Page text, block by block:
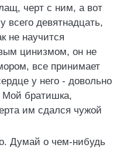
черт с ним, а вот
всего девятнадцать,
не научится
цинизмом, он не
все принимает
у него - довольно
Мой братишка,
им сдался чужой
Думай о чем-нибудь